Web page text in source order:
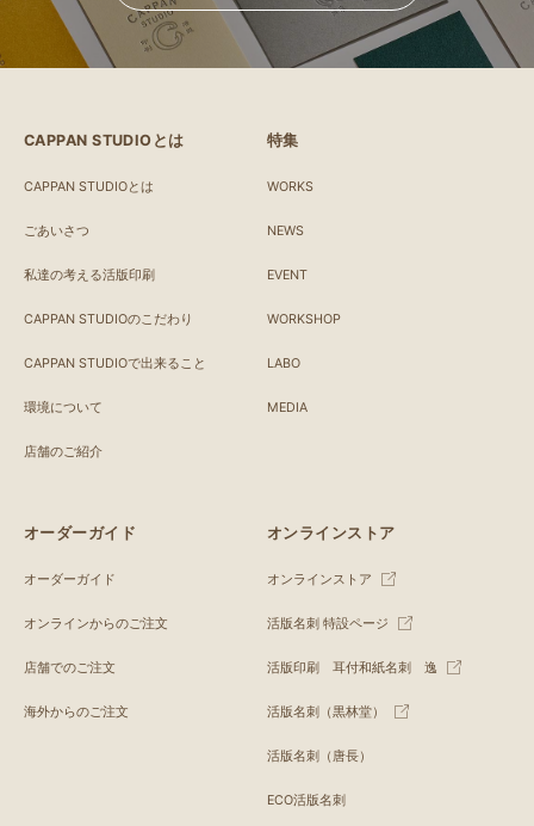
CAPPAN STUDIOとは
CAPPAN STUDIOとは
ごあいさつ
私達の考える活版印刷
CAPPAN STUDIOのこだわり
CAPPAN STUDIOで出来ること
環境について
店舗のご紹介
特集
WORKS
NEWS
EVENT
WORKSHOP
LABO
MEDIA
オーダーガイド
オーダーガイド
オンラインからのご注文
店舗でのご注文
海外からのご注文
オンラインストア
オンラインストア
活版名刺 特設ページ
活版印刷 耳付和紙名刺 逸
活版名刺（黒林堂）
活版名刺（唐長）
ECO活版名刺